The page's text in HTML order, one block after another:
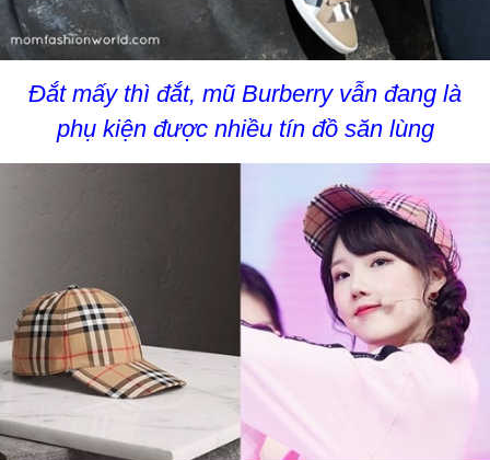
Đắt mấy thì đắt, mũ Burberry vẫn đang là
phụ kiện được nhiều tín đồ săn lùng